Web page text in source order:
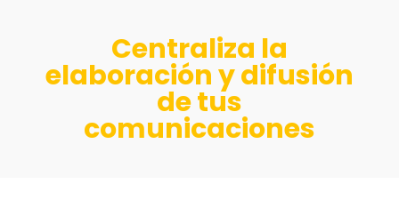
Centraliza la
elaboración y difusión
de tus
comunicaciones